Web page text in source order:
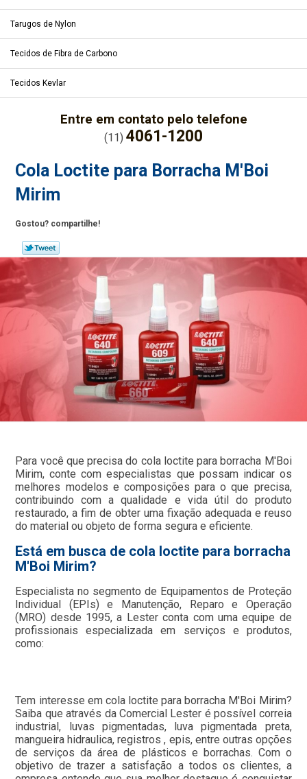
Tarugos de Nylon
Tecidos de Fibra de Carbono
Tecidos Kevlar
Entre em contato pelo telefone
(11) 4061-1200
Cola Loctite para Borracha M'Boi
Mirim
Gostou? compartilhe!
Para você que precisa do cola loctite para borracha M'Boi
Mirim, conte com especialistas que possam indicar os
melhores modelos e composições para o que precisa,
contribuindo com a qualidade e vida útil do produto
restaurado, a fim de obter uma fixação adequada e reuso
do material ou objeto de forma segura e eficiente.
Está em busca de cola loctite para borracha
M'Boi Mirim?
Especialista no segmento de Equipamentos de Proteção
Individual (EPIs) e Manutenção, Reparo e Operação
(MRO) desde 1995, a Lester conta com uma equipe de
profissionais especializada em serviços e produtos,
como:
Tem interesse em cola loctite para borracha M'Boi Mirim?
Saiba que através da Comercial Lester é possível correia
industrial, luvas pigmentadas, luva pigmentada preta,
mangueira hidraulica, registros , epis, entre outras opções
de serviços da área de plásticos e borrachas. Com o
objetivo de trazer a satisfação a todos os clientes, a